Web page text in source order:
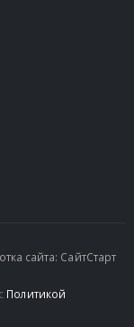
сайта: СайтСтарт
Политикой